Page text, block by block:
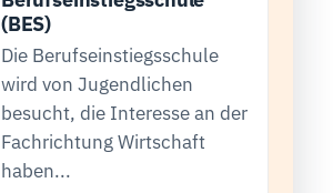
(BES)
Die Berufseinstiegsschule
wird von Jugendlichen
besucht, die Interesse an der
Fachrichtung Wirtschaft
haben...